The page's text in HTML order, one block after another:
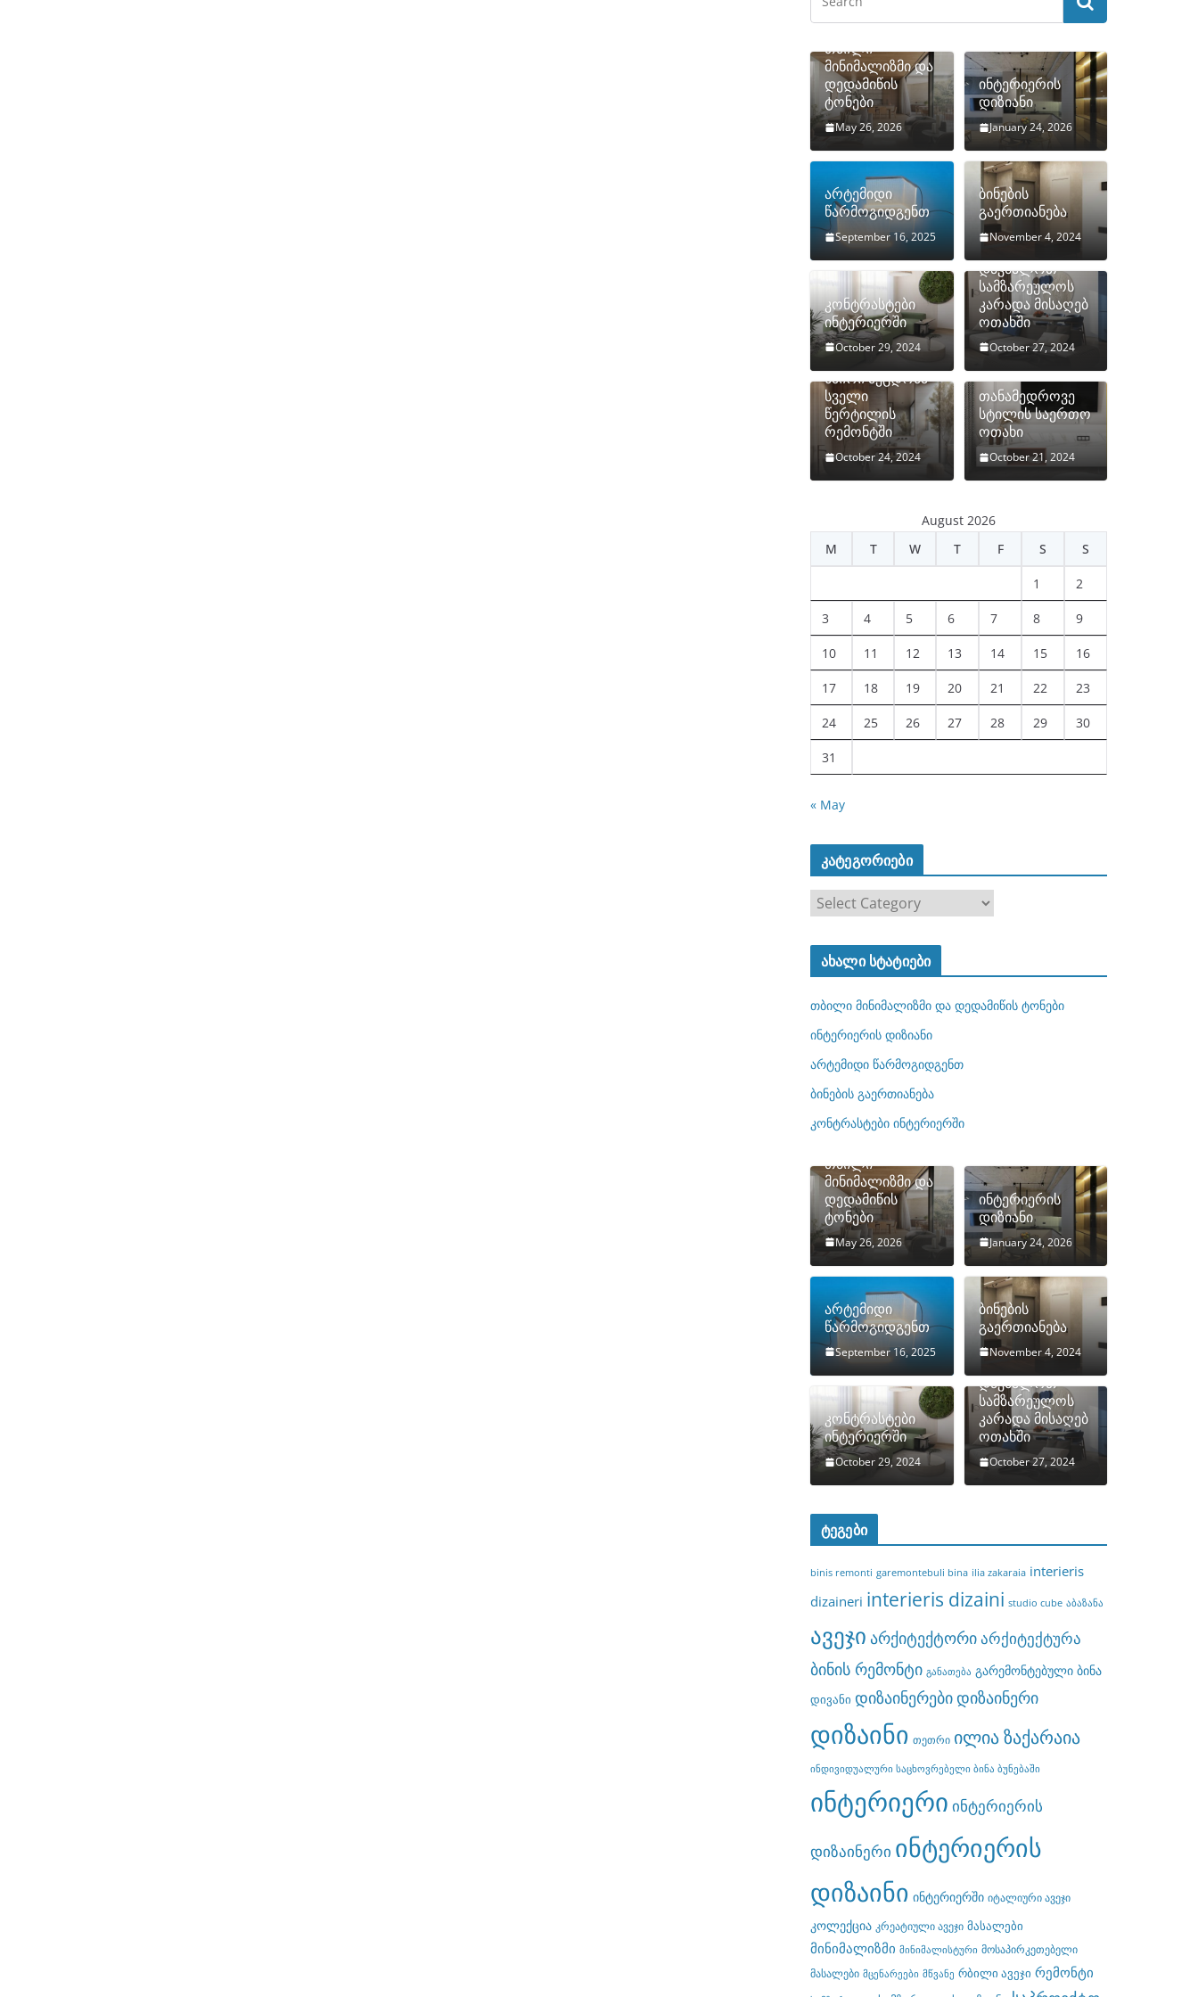
თბილი
მინიმალიზმი და
დედამიწის
ტონები
May 26, 2026
ინტერიერის
დიზიანი
January 24, 2026
არტემიდი
წარმოგიდგენთ
September 16, 2025
ბინების
გაერთიანება
November 4, 2024
კონტრასტები
ინტერიერში
October 29, 2024
როგორ
დავმალოთ
სამზარეულოს
კარადა მისაღებ
ოთახში
October 27, 2024
ხშირი შეცდომა
სველი
წერტილის
რემონტში
October 24, 2024
თანამედროვე
სტილის საერთო
ოთახი
October 21, 2024
August 2026
M
T W T F S S
1 2
3 4 5 6 7 8 9
10 11 12 13 14 15 16
17 18 19 20 21 22 23
24 25 26 27 28 29 30
31
« May
კატეგორიები
ტ
ო
რ
ბ
ი
ახალი სტატიები
თბილი მინიმალიზმი და დედამიწის ტონები
ინტერიერის დიზიანი
არტემიდი წარმოგიდგენთ
ბინების გაერთიანება
კონტრასტები ინტერიერში
თბილი
მინიმალიზმი და
დედამიწის
ტონები
May 26, 2026
ინტერიერის
დიზიანი
January 24, 2026
არტემიდი
წარმოგიდგენთ
September 16, 2025
ბინების
გაერთიანება
November 4, 2024
კონტრასტები
ინტერიერში
October 29, 2024
როგორ
დავმალოთ
სამზარეულოს
კარადა მისაღებ
ოთახში
October 27, 2024
ტეგები
binis remonti garemontebuli bina ilia zakaraia interieris
dizaineri interieris dizaini studio cube აბაზანა
ავეჯი არქიტექტორიარქიტექტურა
ბინის რემონტი განათება გარემონტებული ბინა
დივანი დიზაინერებიდიზაინერი
დიზაინი თეთრი ილია ზაქარაია
ინდივიდუალური საცხოვრებელი ბინა ბუნებაში
ინტერიერი ინტერიერის
დიზაინერი ინტერიერის
დიზაინი ინტერიერში იტალიური ავეჯი
კოლექცია კრეატიული ავეჯი მასალები
მინიმალიზმი მინიმალისტური მოსაპირკეთებელი
მასალები მცენარეები მწვანე რბილი ავეჯი რემონტი